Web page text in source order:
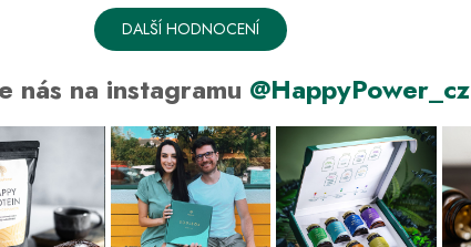
i
s
DALŠÍ HODNOCENÍ
nás na instagramu @HappyPower_cz